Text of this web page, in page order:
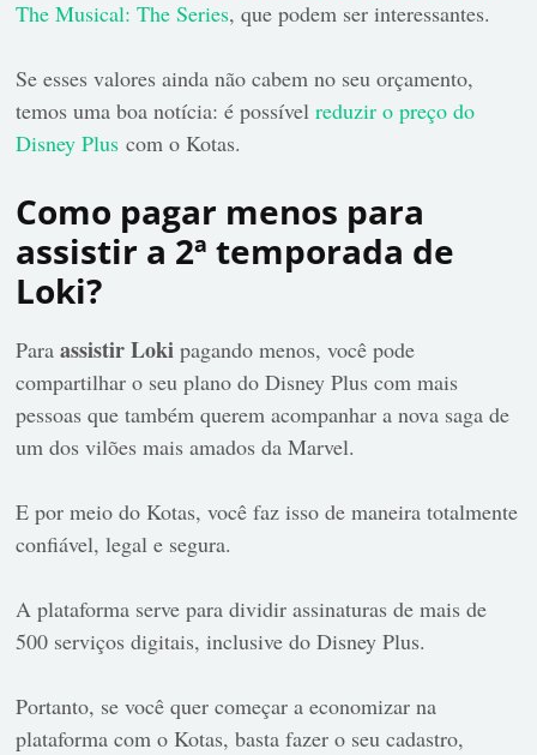
The Musical: The Series, que podem ser interessantes.
Se esses valores ainda não cabem no seu orçamento,
temos uma boa notícia: é possívelreduzir o preço do
Disney Plus com o Kotas.
Como pagar menos para
assistir a 2ª temporada de
Loki?
Paraassistir Loki pagando menos, você pode
compartilhar o seu plano do Disney Plus com mais
pessoasque também querem acompanhar a nova saga de
um dos vilões mais amados da Marvel.
E por meio do Kotas, você faz isso de maneira totalmente
confiável, legal e segura.
A plataforma serve para dividir assinaturas de mais de
500 serviços digitais, inclusive do Disney Plus.
Portanto, se você quer começar a economizar na
plataforma com o Kotas, basta fazer o seu cadastro,